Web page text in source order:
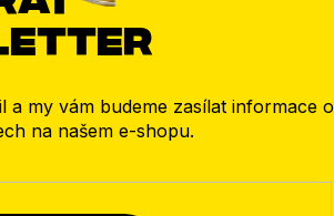
a my vám budeme zasílat informace o
na našem e-shopu.